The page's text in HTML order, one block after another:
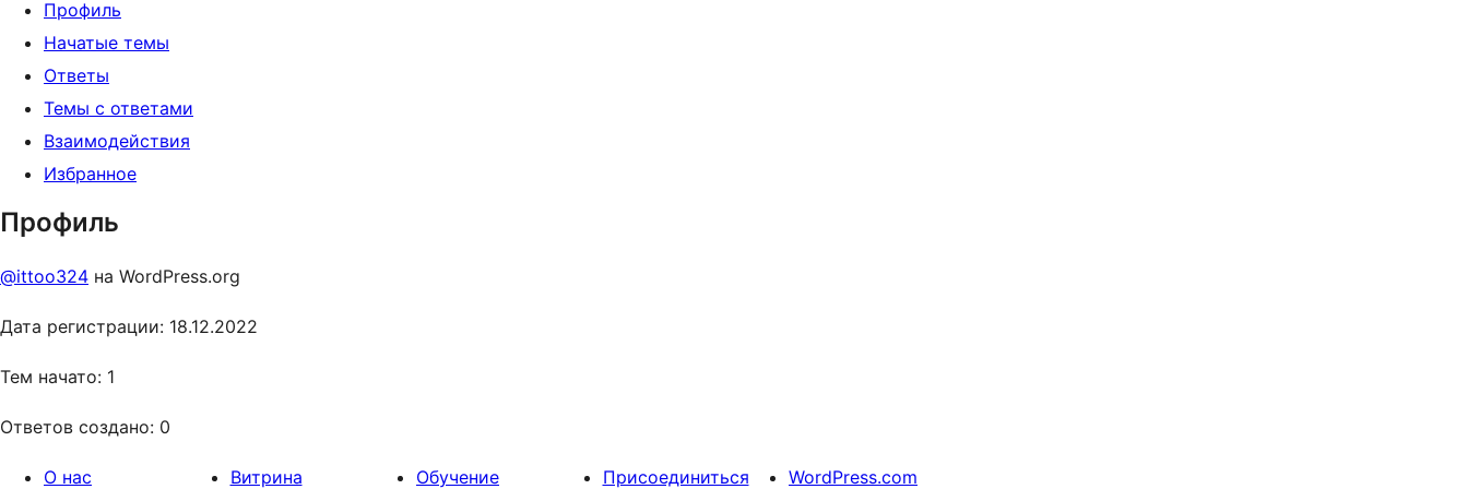
Профиль
Начатые темы
Ответы
Темы с ответами
Взаимодействия
Избранное
Профиль
@ittoo324 на WordPress.org
Дата регистрации: 18.12.2022
Тем начато: 1
Ответов создано: 0
О нас Витрина Обучение Присоединиться WordPress.com